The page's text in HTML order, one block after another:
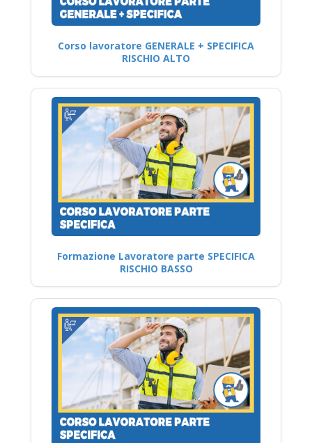
Corso lavoratore GENERALE + SPECIFICA
RISCHIO ALTO
Formazione Lavoratore parte SPECIFICA
RISCHIO BASSO